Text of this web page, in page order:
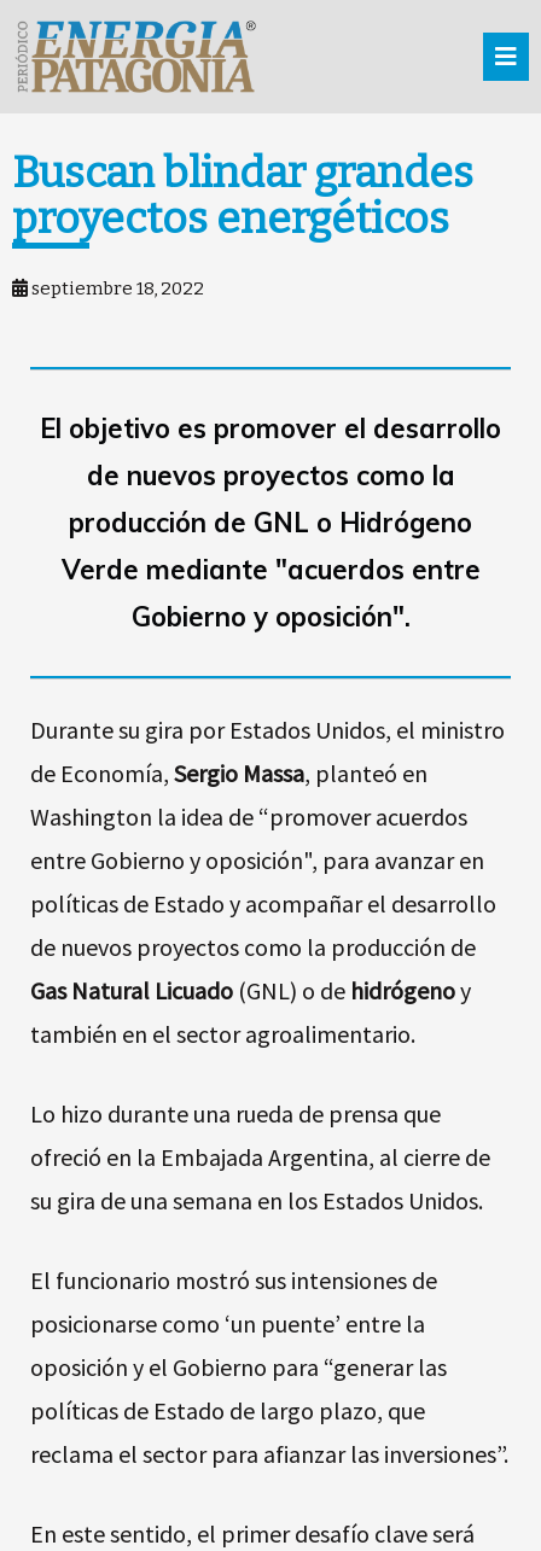
Buscan blindar grandes
proyectos energéticos
septiembre 18, 2022
El objetivo es promover el desarrollo
de nuevos proyectos como la
producción de GNL o Hidrógeno
Verde mediante "acuerdos entre
Gobierno y oposición".
Durante su gira por Estados Unidos, el ministro
de Economía, Sergio Massa, planteó en
Washington la idea de “promover acuerdos
entre Gobierno y oposición", para avanzar en
políticas de Estado y acompañar el desarrollo
de nuevos proyectos como la producción de
Gas Natural Licuado (GNL) o de hidrógenoy
también en el sector agroalimentario.
Lo hizo durante una rueda de prensa que
ofreció en la Embajada Argentina, al cierre de
su gira de una semana en los Estados Unidos.
El funcionario mostró sus intensiones de
posicionarse como ‘un puente’ entre la
oposición y el Gobierno para “generar las
políticas de Estado de largo plazo, que
reclama el sector para afianzar las inversiones”.
En este sentido, el primer desafío clave será